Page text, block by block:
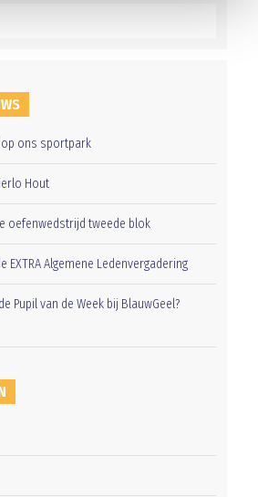
ons sportpark
Hout
oefenwedstrijd tweede blok
EXTRA Algemene Ledenvergadering
Pupil van de Week bij BlauwGeel?